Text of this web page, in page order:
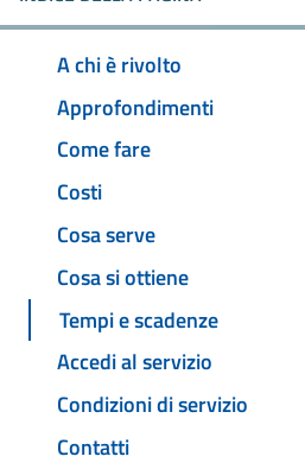
A chi è rivolto
Approfondimenti
Come fare
Costi
Cosa serve
Cosa si ottiene
Tempi e scadenze
Accedi al servizio
Condizioni di servizio
Contatti